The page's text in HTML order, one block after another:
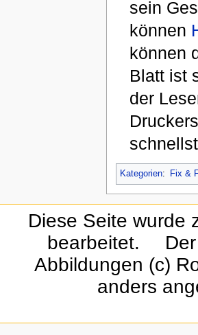
sein
können
können
Blatt ist
der
Kategorien: Fix &
Diese Seite wurde
bearbeitet.
Abbildungen (c)
anders